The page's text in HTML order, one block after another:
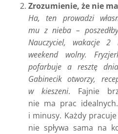
Zrozumienie, że nie
Ha, ten prowadzi
mu z nieba –
Nauczyciel, wakacje
weekend wolny.
pofarbuje a resztę
Gabinecik otworzy,
w kieszeni. Fajnie
nie ma prac
i minusy. Każdy
nie spływa sama na